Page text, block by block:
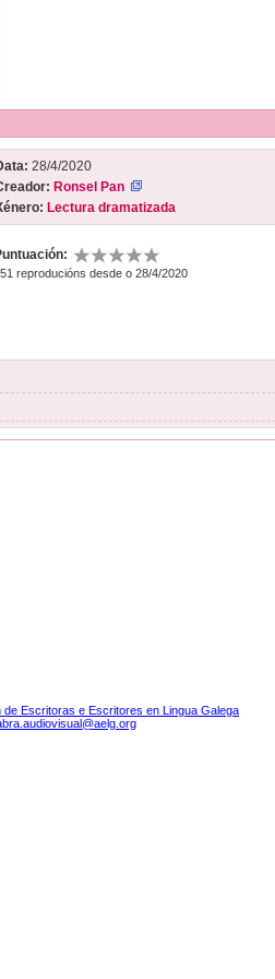
28/4/2020
Ronsel Pan
Lectura dramatizada
reproducións desde o 28/4/2020
de Escritoras e Escritores en Lingua Galega